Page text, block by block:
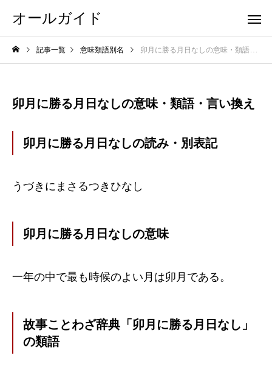
オールガイド
記事一覧 意味類語別名 卯月に勝る月日なしの意味・類語・言い換え
卯月に勝る月日なしの意味・類語・言い換え
卯月に勝る月日なしの読み・別表記
うづきにまさるつきひなし
卯月に勝る月日なしの意味
一年の中で最も時候のよい月は卯月である。
故事ことわざ辞典「卯月に勝る月日なし」
の類語